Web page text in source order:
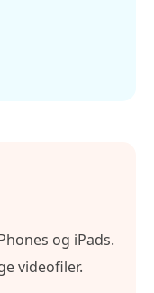
og iPads.
videofiler.